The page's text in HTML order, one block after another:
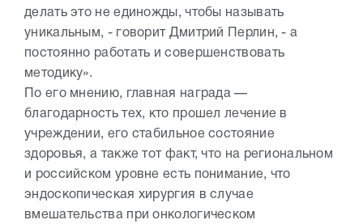
делать это не единожды, чтобы называть
уникальным, - говорит Дмитрий Перлин, - а
постоянно работать и совершенствовать
методику».
По его мнению, главная награда —
благодарность тех, кто прошел лечение в
учреждении, его стабильное состояние
здоровья, а также тот факт, что на региональном
и российском уровне есть понимание, что
эндоскопическая хирургия в случае
вмешательства при онкологическом